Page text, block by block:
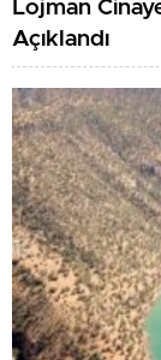
Lojman
Açıklandı